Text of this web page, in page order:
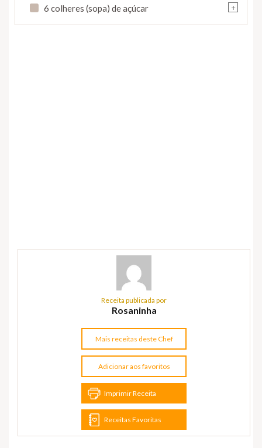
+
6 colheres (sopa) de açúcar
Receita publicada por
Rosaninha
Mais receitas deste Chef
Adicionar aos favoritos
Imprimir Receita
Receitas Favoritas